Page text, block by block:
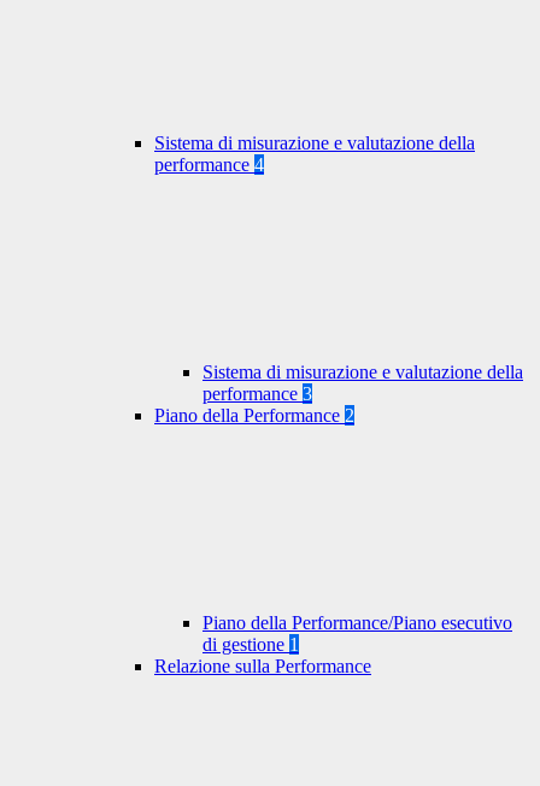
Sistema di misurazione e valutazione della
performance 4
Sistema di misurazione e valutazione della
performance 3
Piano della Performance 2
Piano della Performance/Piano esecutivo
di gestione 1
Relazione sulla Performance